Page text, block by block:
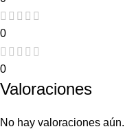
0
0
Valoraciones
No hay valoraciones aún.